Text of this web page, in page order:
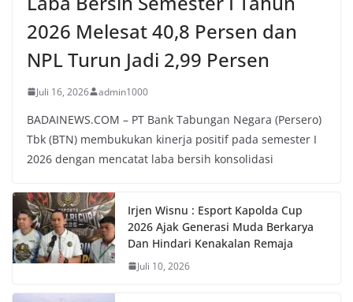
2026 Melesat 40,8 Persen dan
NPL Turun Jadi 2,99 Persen
Juli 16, 2026 admin1000
BADAINEWS.COM – PT Bank Tabungan Negara (Persero)
Tbk (BTN) membukukan kinerja positif pada semester I
2026 dengan mencatat laba bersih konsolidasi
Irjen Wisnu : Esport Kapolda Cup
2026 Ajak Generasi Muda Berkarya
Dan Hindari Kenakalan Remaja
Juli 10, 2026